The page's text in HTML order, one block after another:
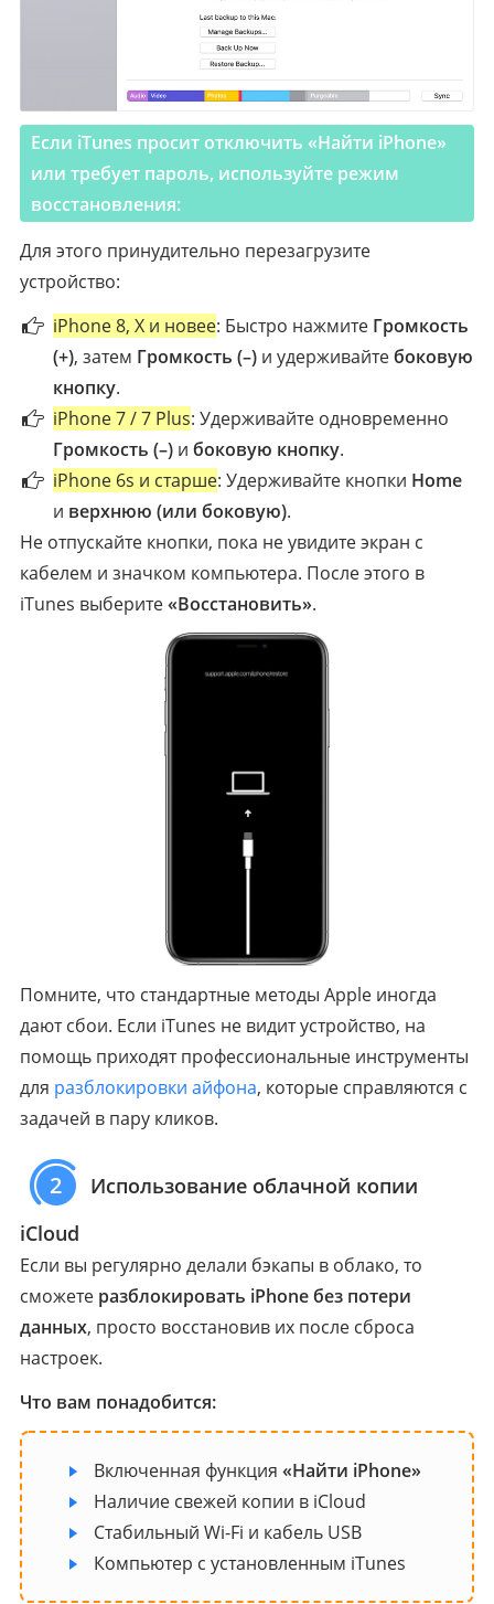
Если iTunes просит отключить «Найти iPhone»
или требует пароль, используйте режим
восстановления:
Для этого принудительно перезагрузите
устройство:
iPhone 8, X и новее: Быстро нажмите Громкость
(+), затем Громкость (–) и удерживайтебоковую
кнопку.
iPhone 7 / 7 Plus: Удерживайте одновременно
Громкость (–) и боковую кнопку.
iPhone 6s и старше: Удерживайте кнопки Home
и верхнюю (или боковую).
Не отпускайте кнопки, пока не увидите экран с
кабелем и значком компьютера. После этого в
iTunes выберите«Восстановить».
Помните, что стандартные методы Apple иногда
дают сбои. Если iTunes не видит устройство, на
помощь приходят профессиональные инструменты
для разблокировки айфона, которые справляются с
задачей в пару кликов.
2
Использование облачной копии
iCloud
Если вы регулярно делали бэкапы в облако, то
сможете разблокировать iPhone без потери
данных, просто восстановив их после сброса
настроек.
Что вам понадобится:
Включенная функция «Найти iPhone»
Наличие свежей копии в iCloud
Стабильный Wi-Fi и кабель USB
Компьютер с установленным iTunes